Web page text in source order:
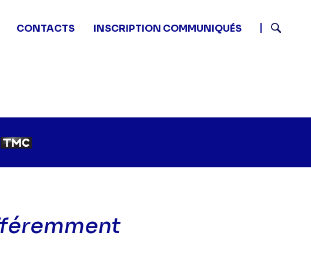
CONTACTS
INSCRIPTION COMMUNIQUÉS
Chaîne
diffusion